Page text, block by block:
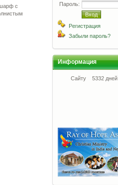
с
Пароль:
Регистрация
Забыли пароль?
Информация
Сайту 5332 дней